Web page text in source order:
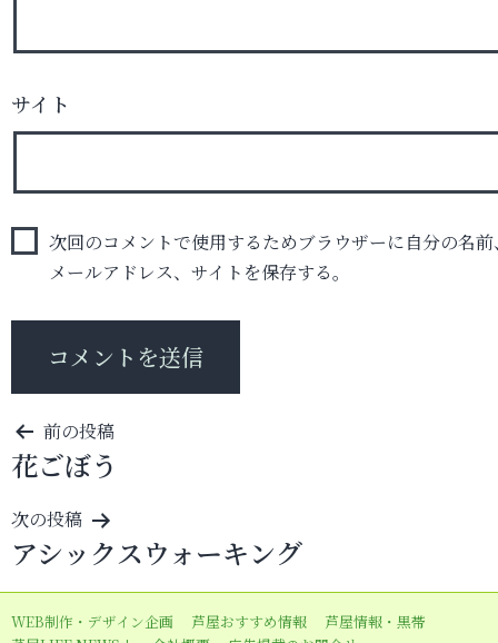
サイト
次回のコメントで使用するためブラウザーに自分の名前
メールアドレス、サイトを保存する。
投
稿
ナ
ビ
ゲ
ー
前の投稿
花ごぼう
次の投稿
アシックスウォーキング
WEB制作・デザイン企画 芦屋おすすめ情報
芦屋情報・黒帯